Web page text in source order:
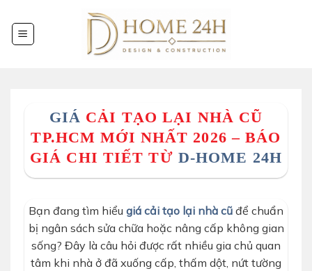
đến
nội
GIÁ CẢI TẠO LẠI NHÀ CŨ
TP.HCM MỚI NHẤT 2026 – BÁO
GIÁ CHI TIẾT TỪ D-HOME 24H
Bạn đang tìm hiểu giá cải tạo lại nhà cũ để chuẩn
bị ngân sách sửa chữa hoặc nâng cấp không gian
sống? Đây là câu hỏi được rất nhiều gia chủ quan
tâm khi nhà ở đã xuống cấp, thấm dột, nứt tường